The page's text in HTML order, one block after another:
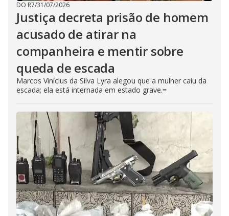
DO R7/31/07/2026
Justiça decreta prisão de homem
acusado de atirar na
companheira e mentir sobre
queda de escada
Marcos Vinícius da Silva Lyra alegou que a mulher caiu da
escada; ela está internada em estado grave.=